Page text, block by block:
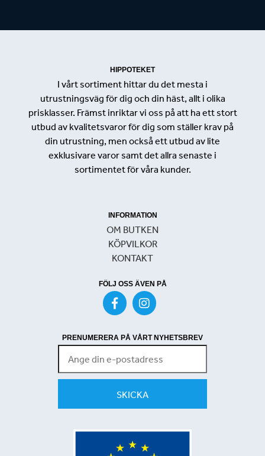
HIPPOTEKET
I vårt sortiment hittar du det mesta i
utrustningsväg för dig och din häst, allt i olika
prisklasser. Främst inriktar vi oss på att ha ett stort
utbud av kvalitetsvaror för dig som ställer krav på
din utrustning, men också ett utbud av lite
exklusivare varor samt det allra senaste i
sortimentet för våra kunder.
INFORMATION
OM BUTKEN
KÖPVILKOR
KONTAKT
FÖLJ OSS ÄVEN PÅ
PRENUMERERA PÅ VÅRT NYHETSBREV